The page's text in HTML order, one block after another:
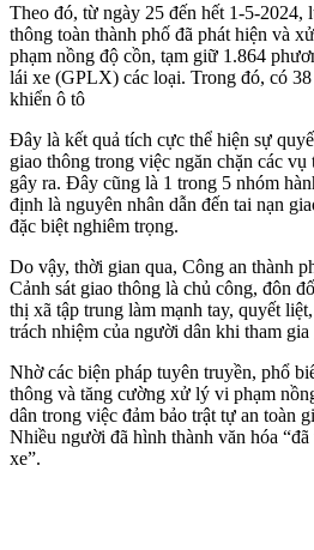
Theo đó, từ ngày 25 đến hết 1-5-2024,
thông toàn thành phố đã phát hiện và
phạm nồng độ cồn, tạm giữ 1.864
lái xe (GPLX) các loại. Trong đó, có
khiển ô tô
Đây là kết quả tích cực thể hiện sự
giao thông trong việc ngăn chặn các
gây ra. Đây cũng là 1 trong 5 nhóm
định là nguyên nhân dẫn đến tai nạn
đặc biệt nghiêm trọng.
Do vậy, thời gian qua, Công an thành
Cảnh sát giao thông là chủ công, đôn
thị xã tập trung làm mạnh tay, quyết
trách nhiệm của người dân khi tham gia
Nhờ các biện pháp tuyên truyền, phổ
thông và tăng cường xử lý vi phạm
dân trong việc đảm bảo trật tự an toàn
Nhiều người đã hình thành văn hóa
xe”.